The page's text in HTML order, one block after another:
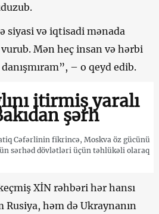
siyasi və iqtisadi mənada
Mən heç insan və hərbi
– o qeyd edib.
itirmiş yaralı
şərh
Cəfərlinin fikrincə, Moskva öz gücünü
sərhəd dövlətləri üçün təhlükəli olaraq
XİN rəhbəri hər hansı
həm də Ukraynanın